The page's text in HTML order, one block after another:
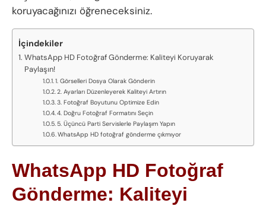
koruyacağınızı öğreneceksiniz.
İçindekiler
WhatsApp HD Fotoğraf Gönderme: Kaliteyi Koruyarak
Paylaşın!
1. Görselleri Dosya Olarak Gönderin
2. Ayarları Düzenleyerek Kaliteyi Artırın
3. Fotoğraf Boyutunu Optimize Edin
4. Doğru Fotoğraf Formatını Seçin
5. Üçüncü Parti Servislerle Paylaşım Yapın
WhatsApp HD fotoğraf gönderme çıkmıyor
WhatsApp HD Fotoğraf
Gönderme: Kaliteyi